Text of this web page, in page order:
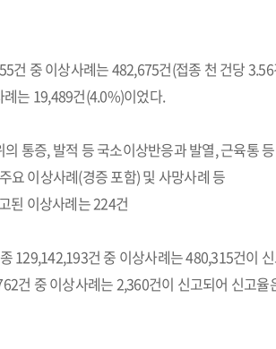
건 중 이상사례는 482,675건(접종 천 건당
는 19,489건(4.0%)이었다.
통증, 발적 등 국소이상반응과 발열, 근육통
요 이상사례(경증 포함) 및 사망사례 등
이상사례는 224건
129,142,193건 중 이상사례는 480,315건이
건 중 이상사례는 2,360건이 신고되어 신고